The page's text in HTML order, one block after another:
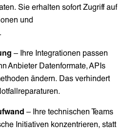
Sie erhalten sofort Zugriff auf
und
– Ihre Integrationen passen
Anbieter Datenformate, APIs
ändern. Das verhindert
– Ihre technischen Teams
Initiativen konzentrieren, statt